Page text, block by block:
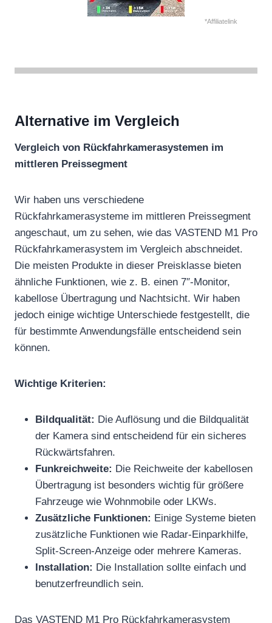
*Affiliatelink
Alternative im Vergleich
Vergleich von Rückfahrkamerasystemen im
mittleren Preissegment
Wir haben uns verschiedene
Rückfahrkamerasysteme im mittleren Preissegment
angeschaut, um zu sehen, wie das VASTEND M1 Pro
Rückfahrkamerasystem im Vergleich abschneidet.
Die meisten Produkte in dieser Preisklasse bieten
ähnliche Funktionen, wie z. B. einen 7″-Monitor,
kabellose Übertragung und Nachtsicht. Wir haben
jedoch einige wichtige Unterschiede festgestellt, die
für bestimmte Anwendungsfälle entscheidend sein
können.
Wichtige Kriterien:
Bildqualität: Die Auflösung und die Bildqualität
der Kamera sind entscheidend für ein sicheres
Rückwärtsfahren.
Funkreichweite: Die Reichweite der kabellosen
Übertragung ist besonders wichtig für größere
Fahrzeuge wie Wohnmobile oder LKWs.
Zusätzliche Funktionen: Einige Systeme bieten
zusätzliche Funktionen wie Radar-Einparkhilfe,
Split-Screen-Anzeige oder mehrere Kameras.
Installation: Die Installation sollte einfach und
benutzerfreundlich sein.
Das VASTEND M1 Pro Rückfahrkamerasystem